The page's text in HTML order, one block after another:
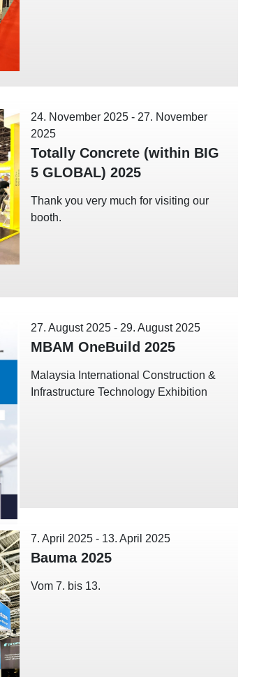
24. November 2025 - 27. November
2025
Totally Concrete (within BIG
5 GLOBAL) 2025
Thank you very much for visiting our
booth.
27. August 2025 - 29. August 2025
MBAM OneBuild 2025
Malaysia International Construction &
Infrastructure Technology Exhibition
7. April 2025 - 13. April 2025
Bauma 2025
Vom 7. bis 13.